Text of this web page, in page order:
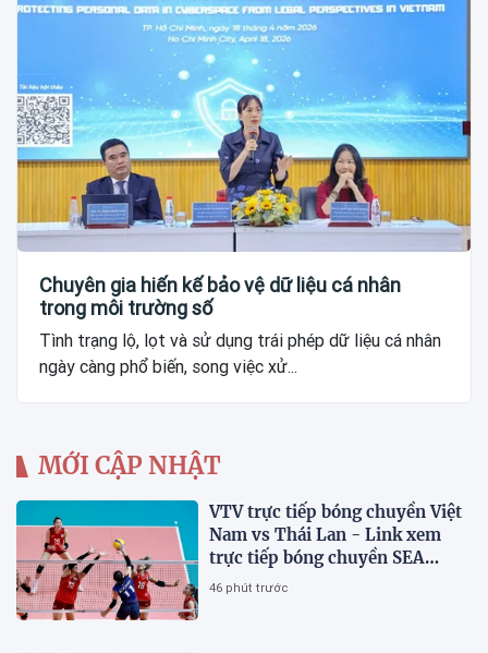
Chuyên gia hiến kế bảo vệ dữ liệu cá nhân
trong môi trường số
Tình trạng lộ, lọt và sử dụng trái phép dữ liệu cá nhân
ngày càng phổ biến, song việc xử...
MỚI CẬP NHẬT
VTV trực tiếp bóng chuyền Việt
Nam vs Thái Lan - Link xem
trực tiếp bóng chuyền SEA
V.Cup 2026 hôm nay 9/8
46 phút trước